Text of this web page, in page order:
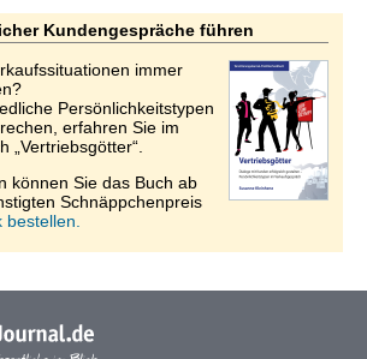
Kundengespräche führen
immer
Persönlichkeitstypen
erfahren Sie im
„Vertriebsgötter“.
können Sie das Buch ab
Schnäppchenpreis